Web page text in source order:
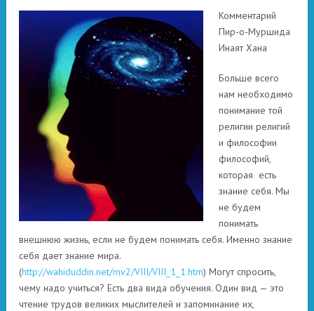
Комментарий
Пир-о-Муршида
Инаят Хана
Больше всего
нам необходимо
понимание той
религии религий
и философии
философий,
которая есть
знание себя. Мы
не будем
понимать
внешнюю жизнь, если не будем понимать себя. Именно знание
себя дает знание мира.
(http://wahiduddin.net/mv2/VIII/VIII_1_1.htm) Могут спросить,
чему надо учиться? Есть два вида обучения. Один вид — это
чтение трудов великих мыслителей и запоминание их,